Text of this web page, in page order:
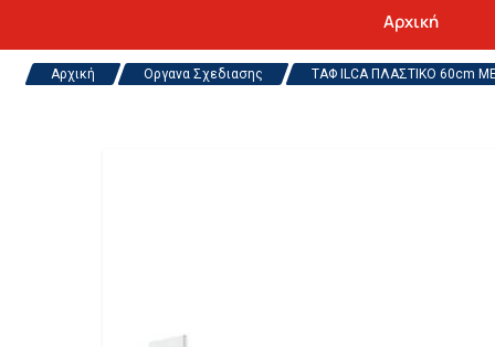
Αρχική
Αρχική Οργανα Σχεδιασης ΤΑΦ ILCA ΠΛΑΣΤΙΚΟ 60cm